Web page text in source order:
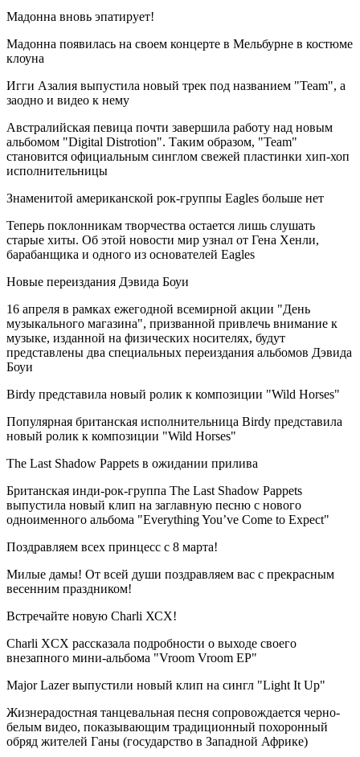
Мадонна вновь эпатирует!
Мадонна появилась на своем концерте в Мельбурне в костюме
клоуна
Игги Азалия выпустила новый трек под названием "Team", а
заодно и видео к нему
Австралийская певица почти завершила работу над новым
альбомом "Digital Distrotion". Таким образом, "Team"
становится официальным синглом свежей пластинки хип-хоп
исполнительницы
Знаменитой американской рок-группы Eagles больше нет
Теперь поклонникам творчества остается лишь слушать
старые хиты. Об этой новости мир узнал от Гена Хенли,
барабанщика и одного из основателей Eagles
Новые переиздания Дэвида Боуи
16 апреля в рамках ежегодной всемирной акции "День
музыкального магазина", призванной привлечь внимание к
музыке, изданной на физических носителях, будут
представлены два специальных переиздания альбомов Дэвида
Боуи
Birdy представила новый ролик к композиции "Wild Horses"
Популярная британская исполнительница Birdy представила
новый ролик к композиции "Wild Horses"
The Last Shadow Pappets в ожидании прилива
Британская инди-рок-группа The Last Shadow Pappets
выпустила новый клип на заглавную песню с нового
одноименного альбома "Everything You’ve Come to Expect"
Поздравляем всех принцесс с 8 марта!
Милые дамы! От всей души поздравляем вас с прекрасным
весенним праздником!
Встречайте новую Charli ХСХ!
Charli XCX рассказала подробности о выходе своего
внезапного мини-альбома "Vroom Vroom EP"
Major Lazer выпустили новый клип на сингл "Light It Up"
Жизнерадостная танцевальная песня сопровождается черно-
белым видео, показывающим традиционный похоронный
обряд жителей Ганы (государство в Западной Африке)